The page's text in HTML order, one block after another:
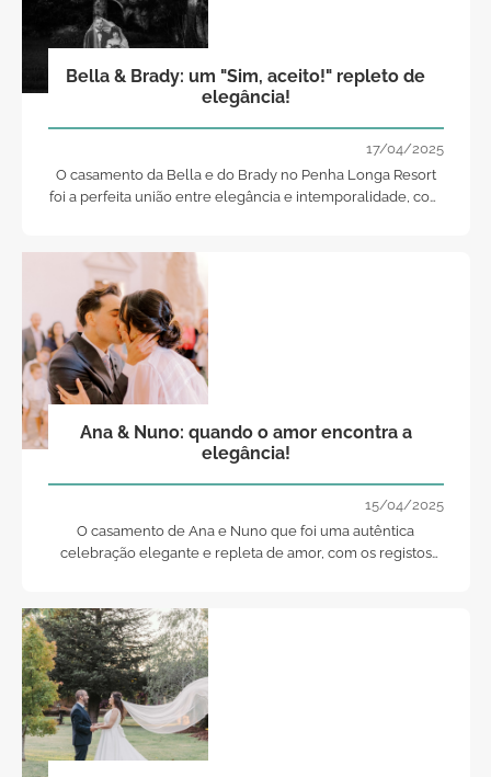
Bella & Brady: um "Sim, aceito!" repleto de
elegância!
17/04/2025
O casamento da Bella e do Brady no Penha Longa Resort
foi a perfeita união entre elegância e intemporalidade, com
Ana & Nuno: quando o amor encontra a
elegância!
15/04/2025
O casamento de Ana e Nuno que foi uma autêntica
celebração elegante e repleta de amor, com os registos